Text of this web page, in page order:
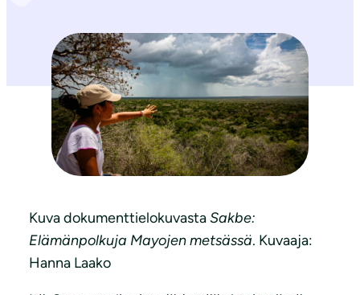
Kuva dokumenttielokuvastaSakbe:
Elämänpolkuja Mayojen metsässä. Kuvaaja:
Hanna Laako